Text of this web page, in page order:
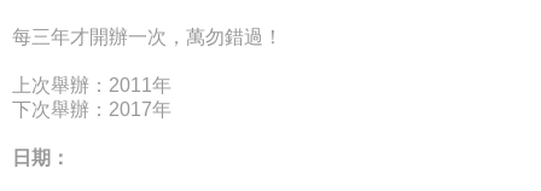
每三年才開辦一次，萬勿錯過！
上次舉辦：2011年
下次舉辦：2017年
日期：